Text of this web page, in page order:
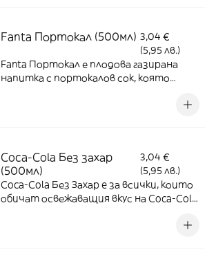
Fanta Портокал (500мл) 3,04 €
(5,95 лв.)
Fanta Портокал е плодова газирана
напитка с портокалов сок, която
Coca-Cola Без захар
(500мл)
3,04 €
(5,95 лв.)
Coca-Cola Без Захар e за всички, които
обичат освежаващия вкус на Coca-Cola,